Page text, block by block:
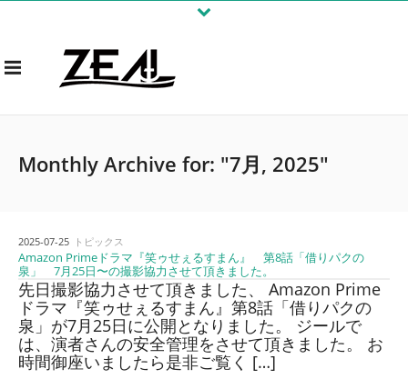
Monthly Archive for: "7月, 2025"
2025-07-25 トピックス
Amazon Primeドラマ『笑ゥせぇるすまん』 第8話「借りパクの
泉」 7月25日〜の撮影協力させて頂きました。
先日撮影協力させて頂きました、 Amazon Prime
ドラマ『笑ゥせぇるすまん』第8話「借りパクの
泉」が7月25日に公開となりました。 ジールで
は、演者さんの安全管理をさせて頂きました。 お
時間御座いましたら是非ご覧く […]